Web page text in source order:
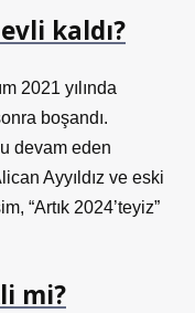
kaldı?
2021 yılında
boşandı.
devam eden
Ayyıldız ve eski
“Artık 2024’teyiz”
mi?